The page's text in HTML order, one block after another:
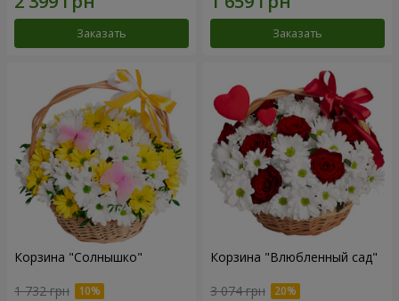
Заказать Заказать
Корзина "Солнышко"
1 732 грн
Корзина "Влюбленный сад"
3 074 грн